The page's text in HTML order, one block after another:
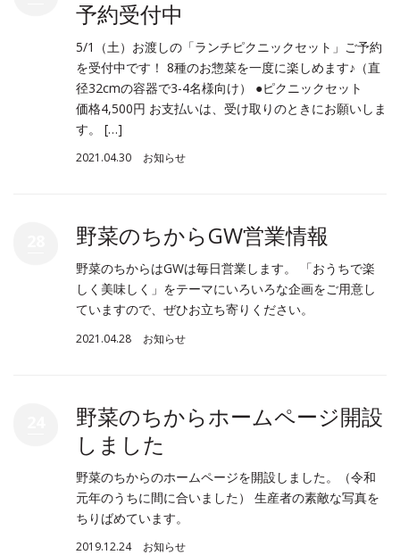
予約受付中
5/1（土）お渡しの「ランチピクニックセット」ご予約
を受付中です！ 8種のお惣菜を一度に楽しめます♪（直
径32cmの容器で3-4名様向け） ●ピクニックセット
価格4,500円 お支払いは、受け取りのときにお願いしま
す。 […]
2021.04.30 お知らせ
野菜のちからGW営業情報
野菜のちからはGWは毎日営業します。 「おうちで楽
しく美味しく」をテーマにいろいろな企画をご用意し
ていますので、ぜひお立ち寄りください。
2021.04.28 お知らせ
野菜のちからホームページ開設
しました
野菜のちからのホームページを開設しました。（令和
元年のうちに間に合いました） 生産者の素敵な写真を
ちりばめています。
2019.12.24 お知らせ